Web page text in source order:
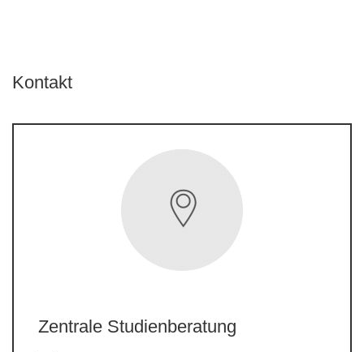
Kontakt
Zentrale Studienberatung